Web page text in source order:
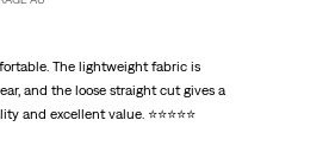
The lightweight fabric is
and the loose straight cut gives a
and excellent value. ⭐⭐⭐⭐⭐